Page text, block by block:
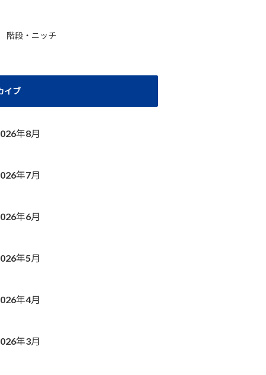
階段・ニッチ
イブ
年8月
年7月
年6月
年5月
年4月
年3月